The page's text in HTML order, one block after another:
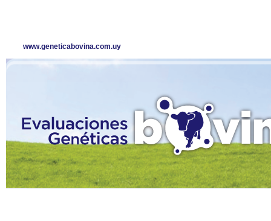
www.geneticabovina.com.uy